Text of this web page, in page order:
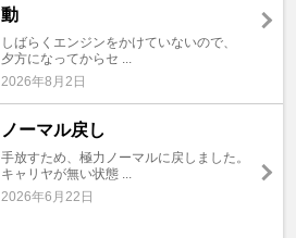
動
しばらくエンジンをかけていないので、
夕方になってからセ ...
2026年8月2日
ノーマル戻し
手放すため、極力ノーマルに戻しました。
キャリヤが無い状態 ...
2026年6月22日